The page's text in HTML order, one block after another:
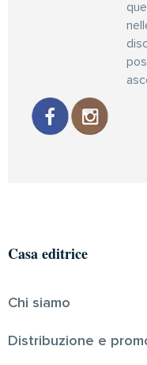
Casa editrice
Chi siamo
Distribuzione e